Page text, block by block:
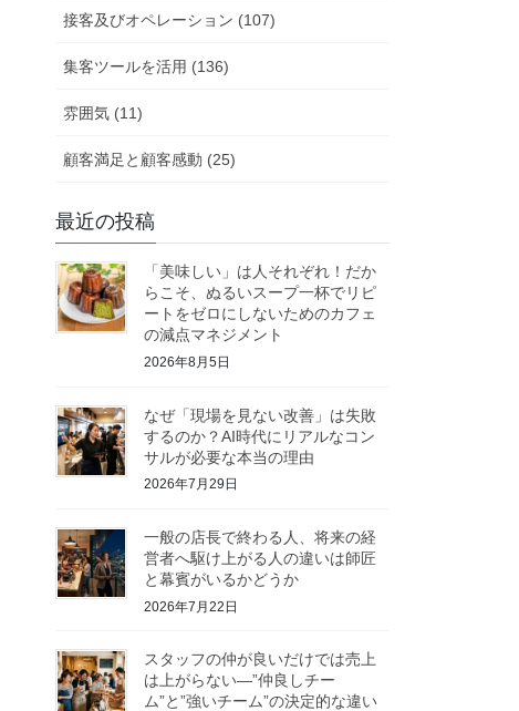
接客及びオペレーション (107)
集客ツールを活用 (136)
雰囲気 (11)
顧客満足と顧客感動 (25)
最近の投稿
「美味しい」は人それぞれ！だか
らこそ、ぬるいスープ一杯でリピ
ートをゼロにしないためのカフェ
の減点マネジメント
2026年8月5日
なぜ「現場を見ない改善」は失敗
するのか？AI時代にリアルなコン
サルが必要な本当の理由
2026年7月29日
一般の店長で終わる人、将来の経
営者へ駆け上がる人の違いは師匠
と幕賓がいるかどうか
2026年7月22日
スタッフの仲が良いだけでは売上
は上がらない—”仲良しチー
ム”と”強いチーム”の決定的な違い